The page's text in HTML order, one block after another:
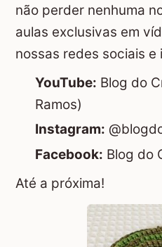
não perder nenhuma
aulas exclusivas em
nossas redes sociais
YouTube: Blog do
Ramos)
Instagram:
Facebook: Blog do
Até a próxima!